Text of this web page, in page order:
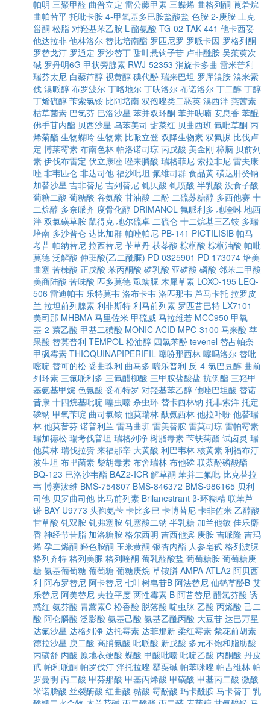
帕明 三聚甲醛 曲普立定 雷公藤甲素 三蝶烯 曲格列酮 莨菪烷
曲帕替平 托吡卡胺 4-甲氧基多巴胺盐酸盐 色胺 2-庚胺 土克
甾酮 松脂 对羟基苯乙胺 L-酪氨酸 TG-02 TAK-441 他卡西妥
他达拉非 他林洛尔 替比培南酯 罗匹尼罗 罗哌卡因 罗格列酮
罗替戈汀 罗通定 罗沙替丁 甜叶悬钩子苷 卢非酰胺 吴茱萸次
碱 罗丹明6G 甲状旁腺素 RWJ-52353 消旋卡多曲 雷米普利
瑞芬太尼 白藜芦醇 视黄醇 碘代酚 瑞来巴坦 罗库溴胺 溴米索
伐 溴哌醇 布罗波尔 丁咯地尔 丁呋洛尔 布诺洛尔 丁二醇 丁醇
丁烯硫醇 苄索氯铵 比阿培南 双孢唑类二恶英 溴西泮 燕茜素
枯草菌素 巴氯芬 巴洛沙星 苯并双环酮 苯并呋喃 安息香 苯醌
佛手苷内酯 贝西沙星 乌苯美司 甜菜红 贝曲西班 氟吡草酮 丙
烯菊酯 生物蝶呤 生物素 比哌立登 双降生物素 双氟脲 比伐卢
定 博莱霉素 布南色林 帕洛诺司琼 丙戊酸 美金刚 樟脑 贝前列
素 伊伐布雷定 伏立康唑 唑来膦酸 瑞格菲尼 索拉非尼 雷夫康
唑 非韦匹仑 非达司他 福沙吡坦 氟维司群 食品黄 磺达肝癸钠
加替沙星 吉非替尼 吉列替尼 钆贝酸 钆喷酸 半乳酸 没食子酸
葡糖二酸 葡糖酸 谷氨酸 甘油酸 二酚 二硫苏糖醇 多西他赛 十
二烷醇 多奈哌齐 度骨化醇 DRIMANOL 氟哌利多 地喹啉 地西
泮 双氯磺草胺 鼠得克 地尔硫卓 二硫仑 十二烷基三乙铵 多瑞
培南 多沙普仑 达比加群 帕唑帕尼 PB-141 PICTILISIB 帕马
考昔 帕纳替尼 拉西替尼 苄草丹 茯苓酸 棕榈酸 棕榈油酸 帕吡
莫德 泛解酸 仲班酸(乙二酰脲) PD 0325901 PD 173074 培美
曲塞 苦楝酸 正戊酸 苯丙酮酸 磷乳酸 亚磷酸 磷酸 邻苯二甲酸
美商陆酸 苦味酸 匹多莫德 虱螨脲 木犀草素 LOXO-195 LEQ-
506 雷迪帕韦 乐特莫韦 洛布卡韦 洛匹那韦 芦马卡托 拉罗皮
兰 拉坦前列腺素 利非斯特 利马前列素 罗匹昔巴特 LX7101
美司那 MHBMA 马里佐米 甲硫威 马拉维若 MCC950 甲氧
基-2-萘乙酸 甲基二磺酸 MONIC ACID MPC-3100 马来酸 苹
果酸 替莫普利 TEMPOL 松油醇 四氯苯酚 tevenel 替占帕奈
甲砜霉素 THIOQUINAPIPERIFIL 噻吩那西林 噻吗洛尔 替吡
嘧啶 替可的松 妥曲珠利 曲马多 喘乐普利 反-4-氯巴豆醇 曲前
列环素 三氟哌利多 三氟醋柳酸 三甲胺盐酸盐 抗倒酯 三羟甲
基氨基甲烷 色氨酸 妥布特罗 对羟基苯乙醇 他唑巴坦酸 替诺
昔康 十四烷基吡啶 噻虫嗪 杀虫环 替卡西林钠 托非索洋 托定
磷钠 甲氧苄啶 曲司氯铵 他莫瑞林 酞氨西林 他拉卟吩 他替瑞
林 他莫昔芬 诺普利兰 雷马曲班 雷美替胺 雷莫司琼 雷帕霉素
瑞加德松 瑞考伐普坦 瑞格列净 树脂毒素 苄蚨菊酯 试卤灵 瑞
他莫林 瑞伐拉赞 来福那辛 大黄酸 利巴韦林 核黄素 利福布汀
波生坦 布里菌素 柴胡毒素 布舍瑞林 布他磷 联萘酚磷酸酯
BQ-123 巴洛沙韦酯 BAZ2-ICR 解草酮 苯并二氟吡 比克替拉
韦 博赛泼维 BMS-754807 BMS-846372 BMS-986165 贝利
司他 贝罗曲司他 比马前列素 Brilanestrant β-环糊精 联苯芦
诺 BAY U9773 头孢氨苄 卡比多巴 卡博替尼 卡非佐米 乙醇酸
甘草酸 钆双胺 钆弗塞胺 钆塞酸二钠 半乳糖 加兰他敏 佳乐麝
香 神经节苷脂 加洛糖胺 格尔西明 吉西他滨 庚胺 吉哌隆 吉玛
烯 孕二烯酮 羟色胺酮 玉米黄酮 银杏内酯 人参皂甙 格列波脲
格列齐特 格列美脲 格列喹酮 葡乳醛酸盐 葡萄糖胺 葡萄糖庚
糖 氨基葡萄糖 葡萄糖 葡糖庚烷 草铵膦 AMPA ATLA2 阿贝西
利 阿布罗替尼 阿卡替尼 七叶树皂苷B 阿法替尼 仙鹤草酚B 艾
乐替尼 阿美替尼 夫拉平度 两性霉素 B 阿昔替尼 醋氯芬酸 诱
惑红 氨芬酸 青蒿素C 松香酸 脱落酸 啶虫脒 乙酸 丙烯酸 己二
酸 阿仑膦酸 泛影酸 氨基己酸 氨基乙酰丙酸 大豆苷 达巴万星
达氟沙星 达格列净 达托霉素 达菲那新 柔红霉素 紫花前胡素
德拉沙星 庚二酸 高脯氨酸 吡哌酸 新戊酸 多元不饱和脂肪酸
丙磺舒 丙酸 原地衣硬酸 蝶酸 甲酸吡嗪 吡啶乙酸 丙酮酸 丹皮
甙 帕利哌酮 帕罗伐汀 泮托拉唑 罂粟碱 帕苯咪唑 帕吉维林 帕
罗曼明 丙二酸 甲芬那酸 甲基丙烯酸 甲磺酸 甲基丙二酸 微酸
米诺膦酸 丝裂酶酸 红曲酸 黏酸 霉酚酸 玛卡酰胺 马卡替丁 乳